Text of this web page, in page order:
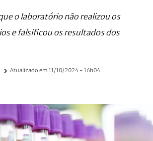
o laboratório não realizou os
e falsificou os resultados dos
Atualizado em 11/10/2024 - 16h04